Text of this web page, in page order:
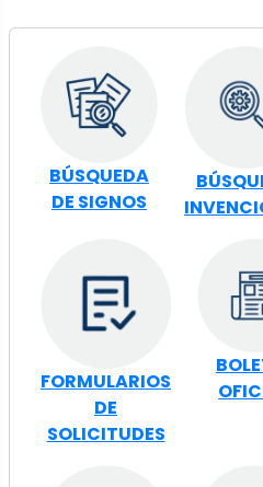
BÚSQUEDA
DE SIGNOS
FORMULARIOS
DE
SOLICITUDES